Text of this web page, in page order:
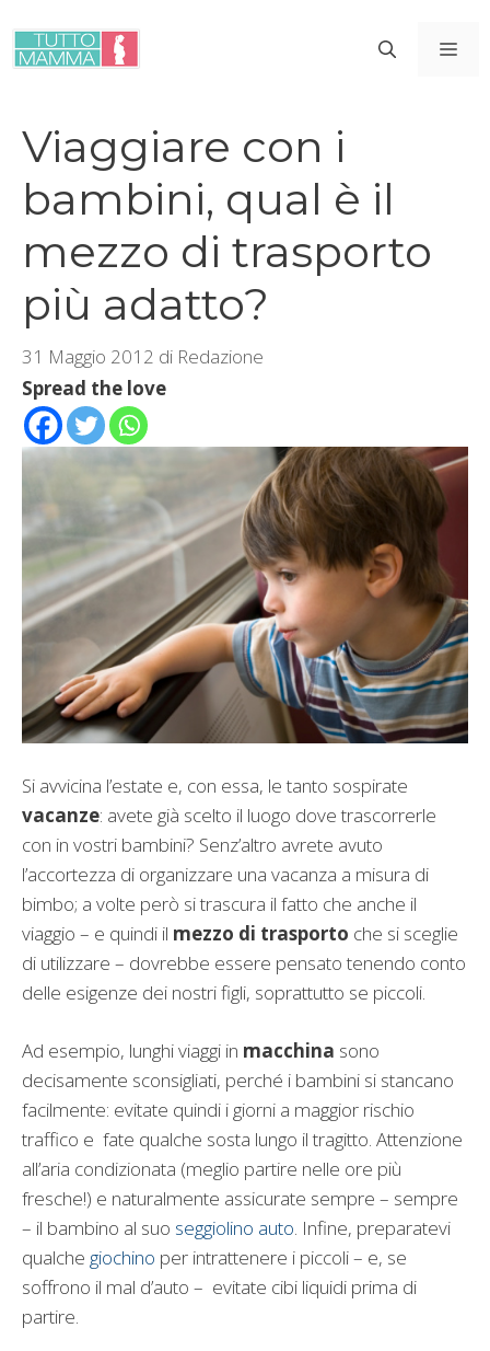
contenuto
Viaggiare con i
bambini, qual è il
mezzo di trasporto
più adatto?
31 Maggio 2012 di Redazione
Spread the love
Si avvicina l’estate e, con essa, le tanto sospirate
vacanze: avete già scelto il luogo dove trascorrerle
con in vostri bambini? Senz’altro avrete avuto
l’accortezza di organizzare una vacanza a misura di
bimbo; a volte però si trascura il fatto che anche il
viaggio – e quindi il mezzo di trasporto che si sceglie
di utilizzare – dovrebbe essere pensato tenendo conto
delle esigenze dei nostri figli, soprattutto se piccoli.
Ad esempio, lunghi viaggi in macchina sono
decisamente sconsigliati, perché i bambini si stancano
facilmente: evitate quindi i giorni a maggior rischio
traffico e fate qualche sosta lungo il tragitto. Attenzione
all’aria condizionata (meglio partire nelle ore più
fresche!) e naturalmente assicurate sempre – sempre
– il bambino al suo seggiolino auto. Infine, preparatevi
qualche giochino per intrattenere i piccoli – e, se
soffrono il mal d’auto – evitate cibi liquidi prima di
partire.